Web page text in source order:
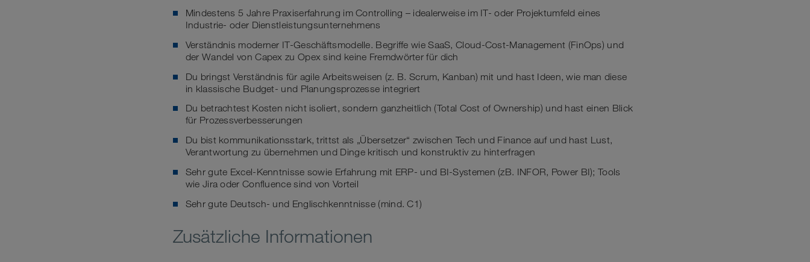
Mindestens 5 Jahre Praxiserfahrung im Controlling – idealerweise im IT- oder Projektumfeld eines
Industrie- oder Dienstleistungsunternehmens
Verständnis moderner IT-Geschäftsmodelle. Begriffe wie SaaS, Cloud-Cost-Management (FinOps) und
der Wandel von Capex zu Opex sind keine Fremdwörter für dich
Du bringst Verständnis für agile Arbeitsweisen (z. B. Scrum, Kanban) mit und hast Ideen, wie man diese
in klassische Budget- und Planungsprozesse integriert
Du betrachtest Kosten nicht isoliert, sondern ganzheitlich (Total Cost of Ownership) und hast einen Blick
für Prozessverbesserungen
Du bist kommunikationsstark, trittst als „Übersetzer“ zwischen Tech und Finance auf und hast Lust,
Verantwortung zu übernehmen und Dinge kritisch und konstruktiv zu hinterfragen
Sehr gute Excel-Kenntnisse sowie Erfahrung mit ERP- und BI-Systemen (zB. INFOR, Power BI); Tools
wie Jira oder Confluence sind von Vorteil
Sehr gute Deutsch- und Englischkenntnisse (mind. C1)
Zusätzliche Informationen